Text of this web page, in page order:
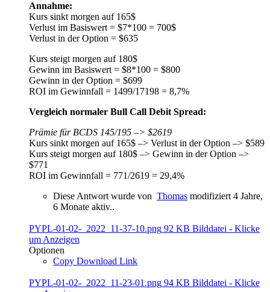
Annahme:
Kurs sinkt morgen auf 165$
Verlust im Basiswert = $7*100 = 700$
Verlust in der Option = $635
Kurs steigt morgen auf 180$
Gewinn im Basiswert = $8*100 = $800
Gewinn in der Option = $699
ROI im Gewinnfall = 1499/17198 = 8,7%
Vergleich normaler Bull Call Debit Spread:
Prämie für BCDS 145/195 –> $2619
Kurs sinkt morgen auf 165$ –> Verlust in der Option –> $589
Kurs steigt morgen auf 180$ –> Gewinn in der Option –>
$771
ROI im Gewinnfall = 771/2619 = 29,4%
Diese Antwort wurde von Thomas modifiziert 4 Jahre,
6 Monate aktiv..
PYPL-01-02-_2022_11-37-10.png 92 KB Bilddatei - Klicke
um Anzeigen
Optionen
Copy Download Link
PYPL-01-02-_2022_11-23-01.png 94 KB Bilddatei - Klicke